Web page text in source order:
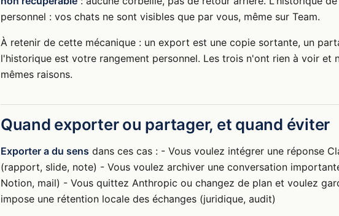
personnel : vos chats ne sont visibles que par vous, même sur Team.
À retenir de cette mécanique : un export est une copie sortante, un
l'historique est votre rangement personnel. Les trois n'ont rien à voir et
mêmes raisons.
Quand exporter ou partager, et quand éviter
Exporter a du sens dans ces cas : - Vous voulez intégrer une réponse
(rapport, slide, note) - Vous voulez archiver une conversation
Notion, mail) - Vous quittez Anthropic ou changez de plan et voulez
impose une rétention locale des échanges (juridique, audit)